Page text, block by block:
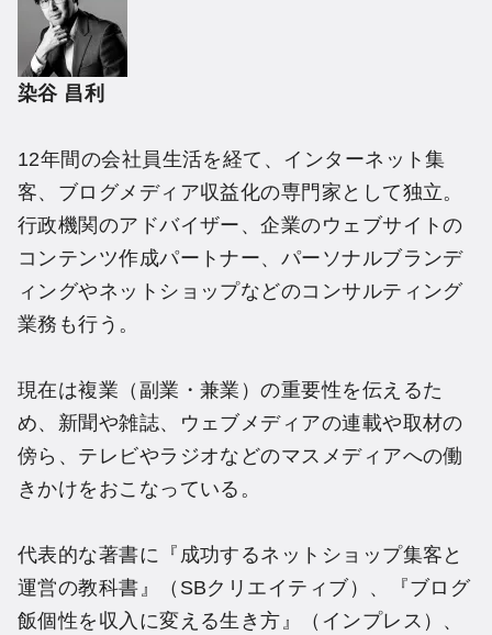
染谷 昌利
12年間の会社員生活を経て、インターネット集
客、ブログメディア収益化の専門家として独立。
行政機関のアドバイザー、企業のウェブサイトの
コンテンツ作成パートナー、パーソナルブランデ
ィングやネットショップなどのコンサルティング
業務も行う。
現在は複業（副業・兼業）の重要性を伝えるた
め、新聞や雑誌、ウェブメディアの連載や取材の
傍ら、テレビやラジオなどのマスメディアへの働
きかけをおこなっている。
代表的な著書に『成功するネットショップ集客と
運営の教科書』（SBクリエイティブ）、『ブログ
飯個性を収入に変える生き方』（インプレス）、